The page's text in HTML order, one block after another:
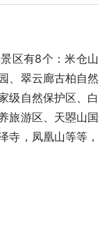
区有8个：米仓山
、翠云廊古柏自然
级自然保护区、白
旅游区、天曌山国
寺，凤凰山等等，